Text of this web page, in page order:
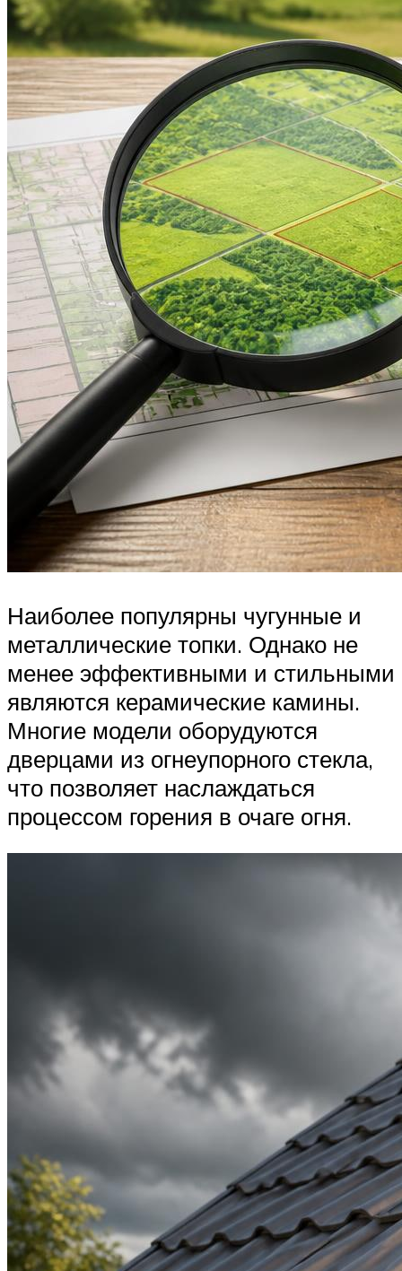
Наиболее популярны чугунные и
металлические топки. Однако не
менее эффективными и стильными
являются керамические камины.
Многие модели оборудуются
дверцами из огнеупорного стекла,
что позволяет наслаждаться
процессом горения в очаге огня.